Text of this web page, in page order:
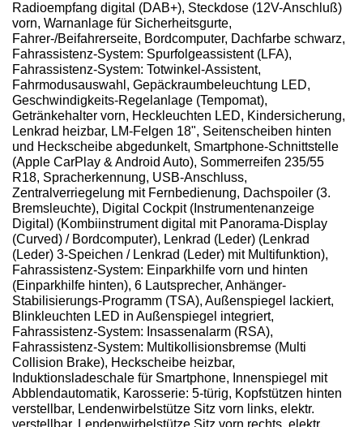
Radioempfang digital (DAB+), Steckdose (12V-Anschluß)
vorn, Warnanlage für Sicherheitsgurte,
Fahrer-/Beifahrerseite, Bordcomputer, Dachfarbe schwarz,
Fahrassistenz-System: Spurfolgeassistent (LFA),
Fahrassistenz-System: Totwinkel-Assistent,
Fahrmodusauswahl, Gepäckraumbeleuchtung LED,
Geschwindigkeits-Regelanlage (Tempomat),
Getränkehalter vorn, Heckleuchten LED, Kindersicherung,
Lenkrad heizbar, LM-Felgen 18", Seitenscheiben hinten
und Heckscheibe abgedunkelt, Smartphone-Schnittstelle
(Apple CarPlay & Android Auto), Sommerreifen 235/55
R18, Spracherkennung, USB-Anschluss,
Zentralverriegelung mit Fernbedienung, Dachspoiler (3.
Bremsleuchte), Digital Cockpit (Instrumentenanzeige
Digital) (Kombiinstrument digital mit Panorama-Display
(Curved) / Bordcomputer), Lenkrad (Leder) (Lenkrad
(Leder) 3-Speichen / Lenkrad (Leder) mit Multifunktion),
Fahrassistenz-System: Einparkhilfe vorn und hinten
(Einparkhilfe hinten), 6 Lautsprecher, Anhänger-
Stabilisierungs-Programm (TSA), Außenspiegel lackiert,
Blinkleuchten LED in Außenspiegel integriert,
Fahrassistenz-System: Insassenalarm (RSA),
Fahrassistenz-System: Multikollisionsbremse (Multi
Collision Brake), Heckscheibe heizbar,
Induktionsladeschale für Smartphone, Innenspiegel mit
Abblendautomatik, Karosserie: 5-türig, Kopfstützen hinten
verstellbar, Lendenwirbelstütze Sitz vorn links, elektr.